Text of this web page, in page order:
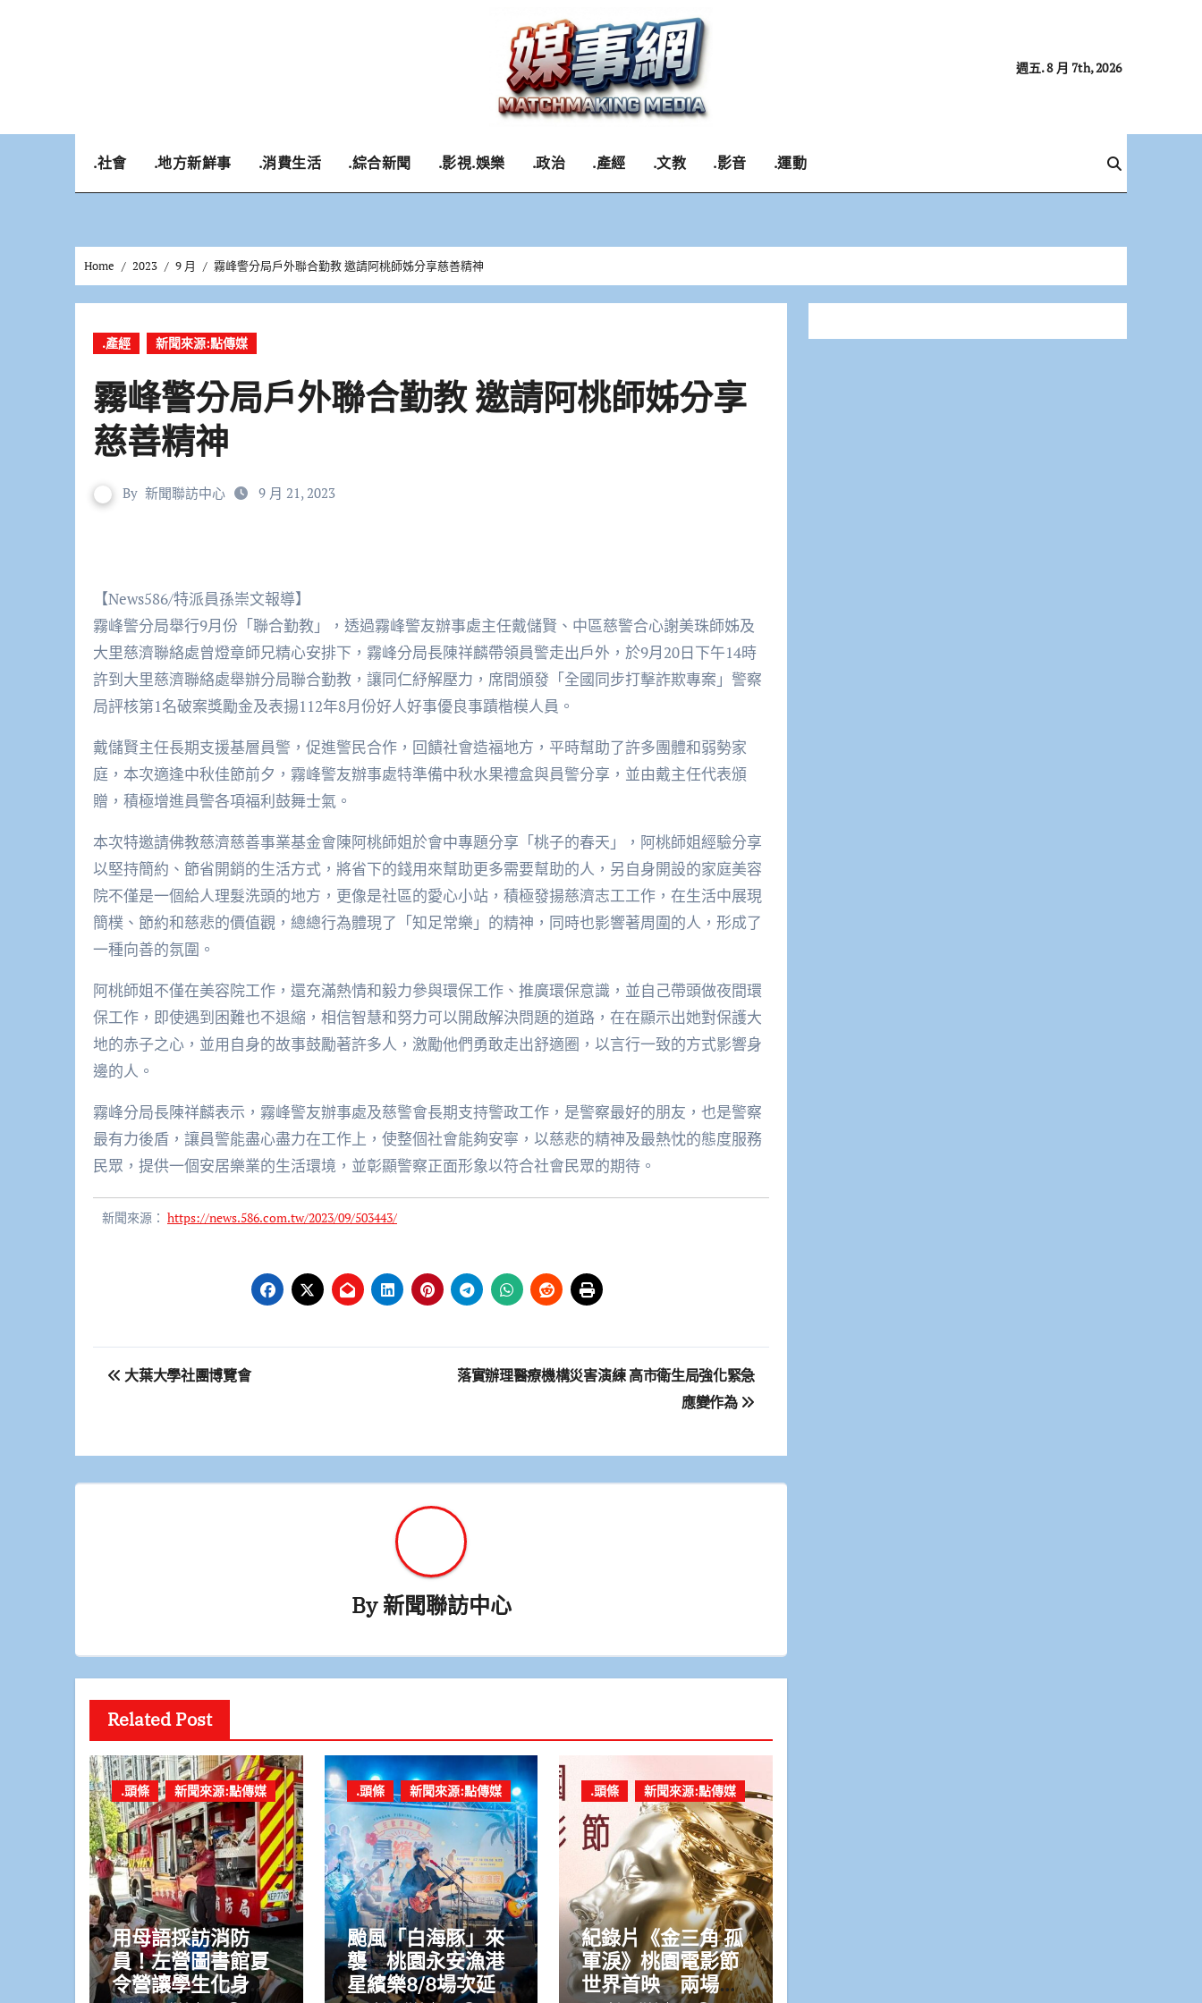
週五. 8 月 7th, 2026
.社會 .地方新鮮事 .消費生活 .綜合新聞 .影視.娛樂 .政治 .產經 .文教 .影音 .運動
Home 2023 9 月 霧峰警分局戶外聯合勤教 邀請阿桃師姊分享慈善精神
.產經 新聞來源:點傳媒
霧峰警分局戶外聯合勤教 邀請阿桃師姊分享
慈善精神
By 新聞聯訪中心 9 月 21, 2023
【News586/特派員孫崇文報導】
霧峰警分局舉行9月份「聯合勤教」，透過霧峰警友辦事處主任戴儲賢、中區慈警合心謝美珠師姊及
大里慈濟聯絡處曾燈章師兄精心安排下，霧峰分局長陳祥麟帶領員警走出戶外，於9月20日下午14時
許到大里慈濟聯絡處舉辦分局聯合勤教，讓同仁紓解壓力，席間頒發「全國同步打擊詐欺專案」警察
局評核第1名破案獎勵金及表揚112年8月份好人好事優良事蹟楷模人員。
戴儲賢主任長期支援基層員警，促進警民合作，回饋社會造福地方，平時幫助了許多團體和弱勢家
庭，本次適逢中秋佳節前夕，霧峰警友辦事處特準備中秋水果禮盒與員警分享，並由戴主任代表頒
贈，積極增進員警各項福利鼓舞士氣。
本次特邀請佛教慈濟慈善事業基金會陳阿桃師姐於會中專題分享「桃子的春天」，阿桃師姐經驗分享
以堅持簡約、節省開銷的生活方式，將省下的錢用來幫助更多需要幫助的人，另自身開設的家庭美容
院不僅是一個給人理髮洗頭的地方，更像是社區的愛心小站，積極發揚慈濟志工工作，在生活中展現
簡樸、節約和慈悲的價值觀，總總行為體現了「知足常樂」的精神，同時也影響著周圍的人，形成了
一種向善的氛圍。
阿桃師姐不僅在美容院工作，還充滿熱情和毅力參與環保工作、推廣環保意識，並自己帶頭做夜間環
保工作，即使遇到困難也不退縮，相信智慧和努力可以開啟解決問題的道路，在在顯示出她對保護大
地的赤子之心，並用自身的故事鼓勵著許多人，激勵他們勇敢走出舒適圈，以言行一致的方式影響身
邊的人。
霧峰分局長陳祥麟表示，霧峰警友辦事處及慈警會長期支持警政工作，是警察最好的朋友，也是警察
最有力後盾，讓員警能盡心盡力在工作上，使整個社會能夠安寧，以慈悲的精神及最熱忱的態度服務
民眾，提供一個安居樂業的生活環境，並彰顯警察正面形象以符合社會民眾的期待。
新聞來源： https://news.586.com.tw/2023/09/503443/
文
覽
大葉大學社團博覽會
落實辦理醫療機構災害演練 高市衛生局強化緊急
應變作為
By新聞聯訪中心
Related Post
.頭條 新聞來源:點傳媒
用母語採訪消防
員！左營圖書館夏
令營讓學生化身在
.頭條 新聞來源:點傳媒
颱風「白海豚」來
襲 桃園永安漁港
星繽樂8/8場次延期
.頭條 新聞來源:點傳媒
紀錄片《金三角 孤
軍淚》桃園電影節
世界首映 兩場次